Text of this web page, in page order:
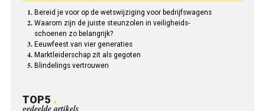
Bereid je voor op de wetswijziging voor bedrijfswagens
Waarom zijn de juiste steunzolen in veiligheids-
schoenen zo belangrijk?
Eeuwfeest van vier generaties
Marktleiderschap zit als gegoten
Blindelings vertrouwen
TOP5
gedeelde artikels